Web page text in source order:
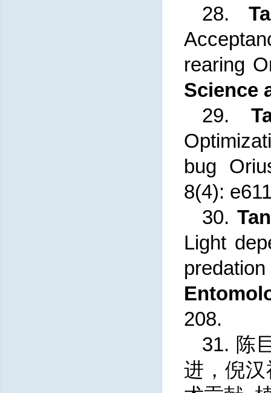
28.
rearing
Science
29.
bug
8(4):
30.
Light
208.
31. 陈
进，倪